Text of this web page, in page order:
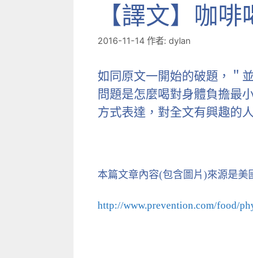
【譯文】咖
2016-11-14 作者: dylan
如同原文一開始的破題，＂
問題是怎麼喝對身體負擔最
方式表達，對全文有興趣的
本篇文章內容(包含圖片)來源是美
http://www.prevention.com/food/